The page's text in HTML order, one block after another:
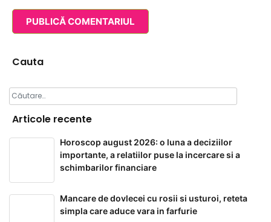
Cauta
Caută
după:
Articole recente
Horoscop august 2026: o luna a deciziilor
importante, a relatiilor puse la incercare si a
schimbarilor financiare
Mancare de dovlecei cu rosii si usturoi, reteta
simpla care aduce vara in farfurie